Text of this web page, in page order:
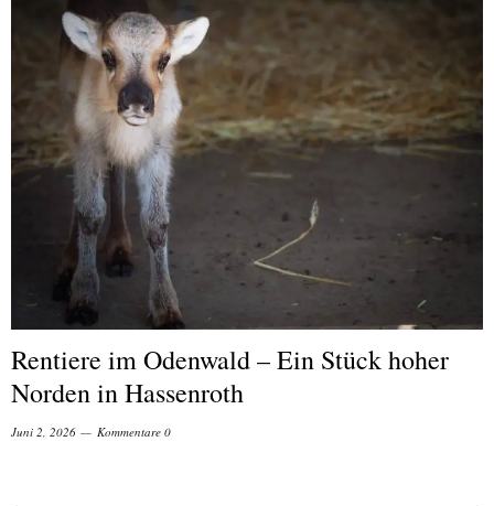
Rentiere im Odenwald – Ein Stück hoher
Norden in Hassenroth
Juni 2, 2026 Kommentare 0